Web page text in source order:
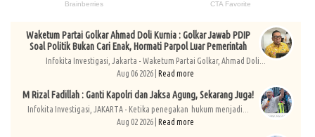
Waketum Partai Golkar Ahmad Doli Kurnia : Golkar Jawab PDIP
Soal Politik Bukan Cari Enak, Hormati Parpol Luar Pemerintah
Infokita Investigasi, Jakarta - Waketum Partai Golkar, Ahmad Doli...
Aug 06 2026 | Read more
M Rizal Fadillah : Ganti Kapolri dan Jaksa Agung, Sekarang Juga!
Infokita Investigasi, JAKARTA - Ketika penegakan hukum menjadi...
Aug 02 2026 | Read more